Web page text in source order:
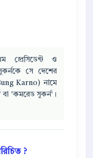
প্রেসিডেন্ট ও
সে দেশের
Karno) নামে
বা 'কমরেড সুকর্ন'।
?